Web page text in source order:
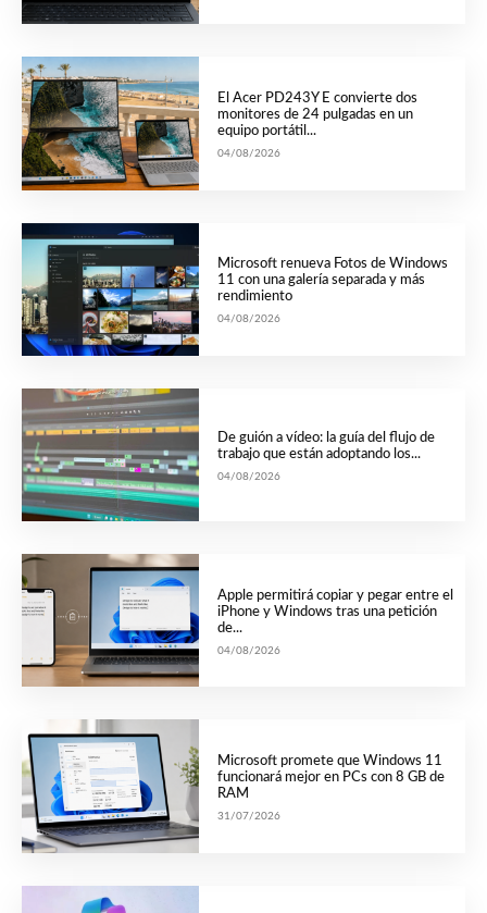
El Acer PD243Y E convierte dos
monitores de 24 pulgadas en un
equipo portátil...
04/08/2026
Microsoft renueva Fotos de Windows
11 con una galería separada y más
rendimiento
04/08/2026
De guión a vídeo: la guía del flujo de
trabajo que están adoptando los...
04/08/2026
Apple permitirá copiar y pegar entre el
iPhone y Windows tras una petición
de...
04/08/2026
Microsoft promete que Windows 11
funcionará mejor en PCs con 8 GB de
RAM
31/07/2026